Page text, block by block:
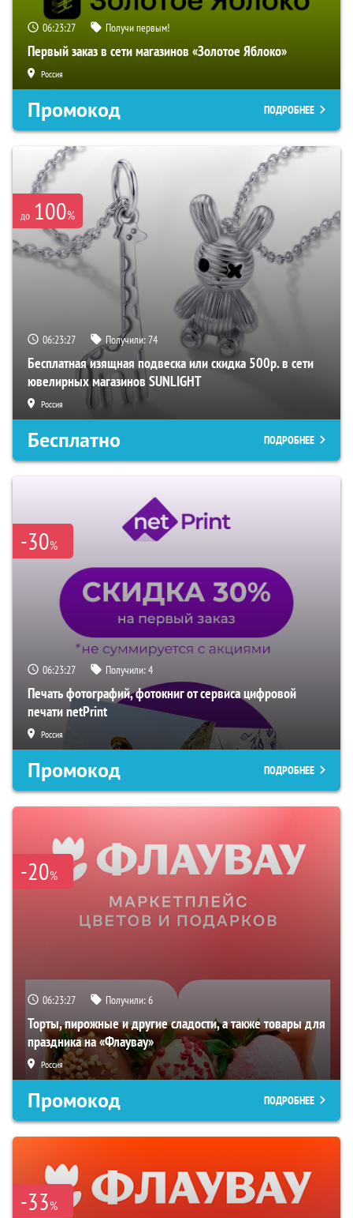
06:23:26 Получи первым!
Первый заказ в сети магазинов «Золотое Яблоко»
Россия
Промокод ПОДРОБНЕЕ
до 100%
06:23:26 Получили:74
Бесплатная изящная подвеска или скидка 500р. в сети
ювелирных магазинов SUNLIGHT
Россия
Бесплатно ПОДРОБНЕЕ
-30%
06:23:26 Получили:4
Печать фотографий, фотокниг от сервиса цифровой
печати netPrint
Россия
Промокод ПОДРОБНЕЕ
-20%
06:23:26 Получили:6
Торты, пирожные и другие сладости, а также товары для
праздника на «Флаувау»
Россия
Промокод ПОДРОБНЕЕ
-33%